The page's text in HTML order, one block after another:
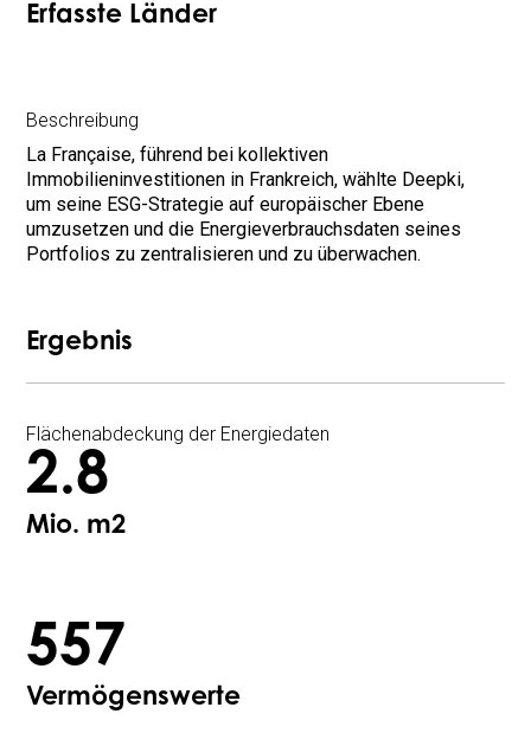
Erfasste Länder
Beschreibung
La Française, führend bei kollektiven
Immobilieninvestitionen in Frankreich, wählte Deepki,
um seine ESG-Strategie auf europäischer Ebene
umzusetzen und die Energieverbrauchsdaten seines
Portfolios zu zentralisieren und zu überwachen.
Ergebnis
Flächenabdeckung der Energiedaten
2.8
Mio. m2
557
Vermögenswerte